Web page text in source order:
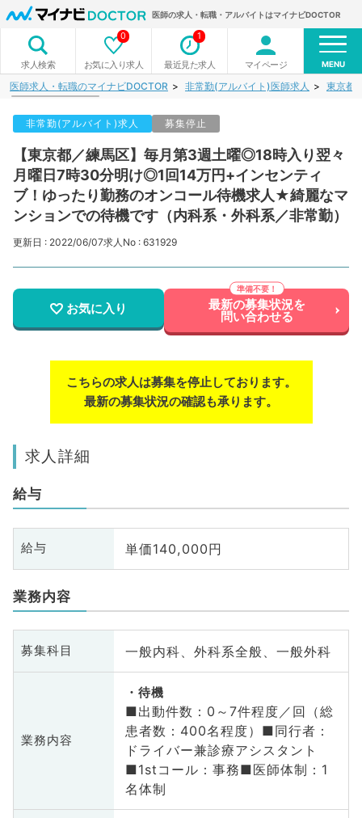
医師の求人・転職・アルバイトはマイナビDOCTOR
求人検索 お気に入り求人
0
最近見た求人
1
マイページ MENU
医師求人・転職のマイナビDOCTOR 非常勤(アルバイト)医師求人 東京都
非常勤(アルバイト)求人 募集停止
【東京都／練馬区】毎月第3週土曜◎18時入り翌々
月曜日7時30分明け◎1回14万円+インセンティ
ブ！ゆったり勤務のオンコール待機求人★綺麗なマ
ンションでの待機です（内科系・外科系／非常勤）
更新日 : 2022/06/07求人No : 631929
お気に入り 最新の募集状況を
問い合わせる
こちらの求人は募集を停止しております。
最新の募集状況の確認も承ります。
求人詳細
給与
給与 単価140,000円
業務内容
募集科目 一般内科、外科系全般、一般外科
業務内容
待機
■出動件数：0～7件程度／回（総
患者数：400名程度）■同行者：
ドライバー兼診療アシスタント
■1stコール：事務■医師体制：1
名体制